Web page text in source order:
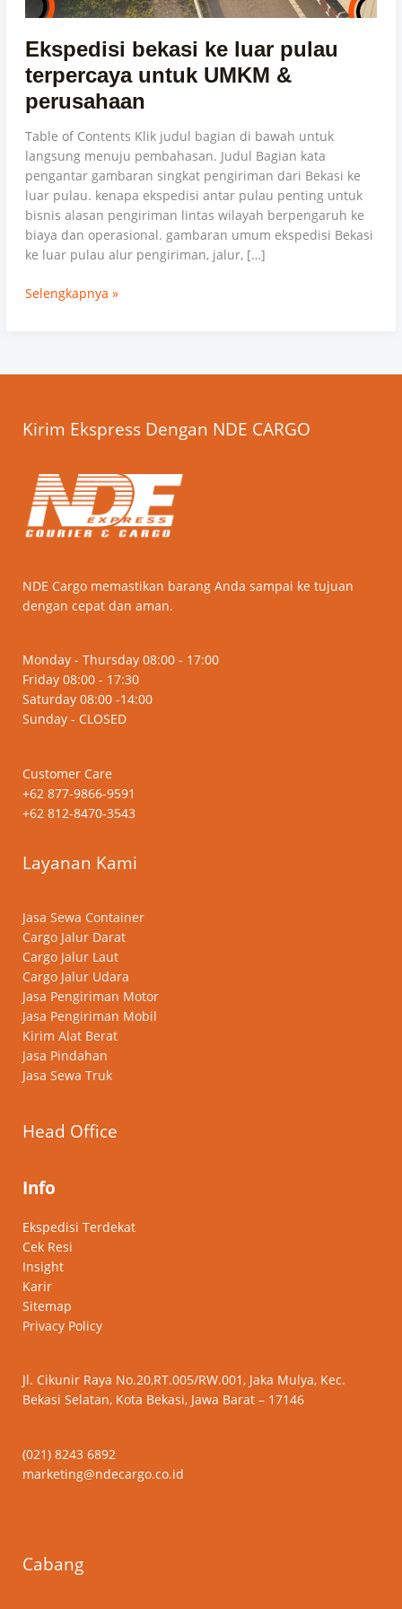
Ekspedisi bekasi ke luar pulau
terpercaya untuk UMKM &
perusahaan
Table of Contents Klik judul bagian di bawah untuk
langsung menuju pembahasan. Judul Bagian kata
pengantar gambaran singkat pengiriman dari Bekasi ke
luar pulau. kenapa ekspedisi antar pulau penting untuk
bisnis alasan pengiriman lintas wilayah berpengaruh ke
biaya dan operasional. gambaran umum ekspedisi Bekasi
ke luar pulau alur pengiriman, jalur, […]
perusahaan
Selengkapnya »
Kirim Ekspress Dengan NDE CARGO
NDE Cargo memastikan barang Anda sampai ke tujuan
dengan cepat dan aman.
Monday - Thursday 08:00 - 17:00
Friday 08:00 - 17:30
Saturday 08:00 -14:00
Sunday - CLOSED
Customer Care
+62 877-9866-9591
+62 812-8470-3543
Layanan Kami
Jasa Sewa Container
Cargo Jalur Darat
Cargo Jalur Laut
Cargo Jalur Udara
Jasa Pengiriman Motor
Jasa Pengiriman Mobil
Kirim Alat Berat
Jasa Pindahan
Jasa Sewa Truk
Head Office
Info
Ekspedisi Terdekat
Cek Resi
Insight
Karir
Sitemap
Privacy Policy
Jl. Cikunir Raya No.20,RT.005/RW.001, Jaka Mulya, Kec.
Bekasi Selatan, Kota Bekasi, Jawa Barat – 17146
(021) 8243 6892
marketing@ndecargo.co.id
Cabang